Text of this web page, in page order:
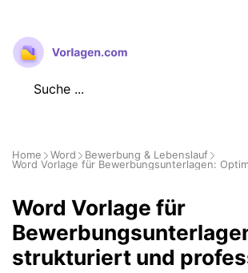
Zum
Inhalt
springen
Home Word
Bewerbung & Lebenslauf
Word Vorlage für Bewerbungsunterlagen:
Word Vorlage für
strukturiert und